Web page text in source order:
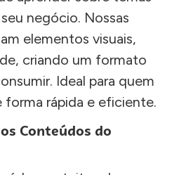
negócio. Nossas
elementos visuais,
criando um formato
Ideal para quem
forma rápida e eficiente.
Conteúdos do